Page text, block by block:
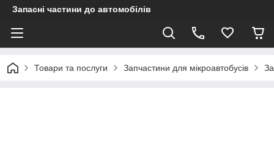
Запасні частини до автомобілів
Товари та послуги Запчастини для мікроавтобусів